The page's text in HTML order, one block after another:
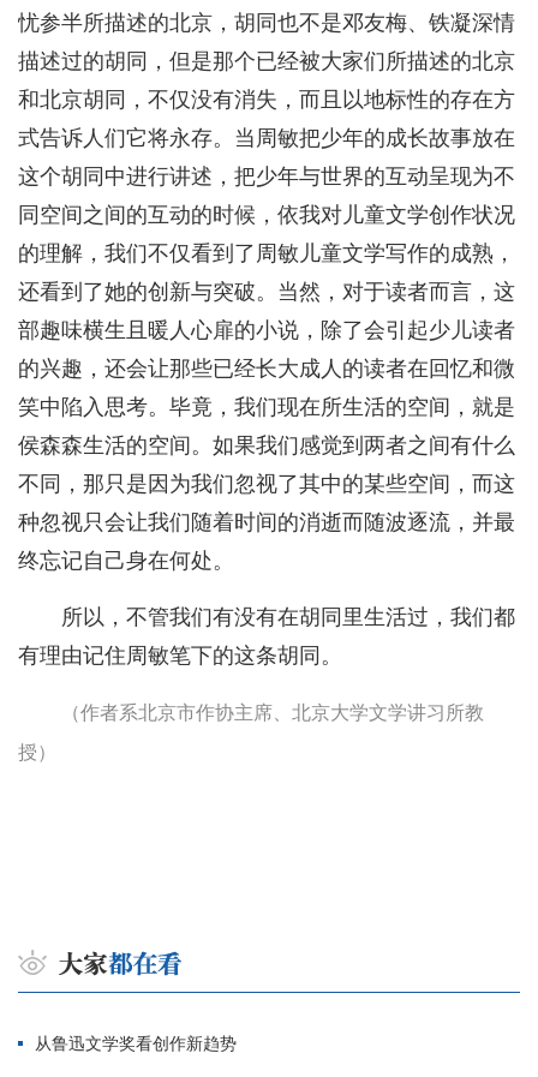
忧参半所描述的北京，胡同也不是邓友梅、铁凝深情
描述过的胡同，但是那个已经被大家们所描述的北京
和北京胡同，不仅没有消失，而且以地标性的存在方
式告诉人们它将永存。当周敏把少年的成长故事放在
这个胡同中进行讲述，把少年与世界的互动呈现为不
同空间之间的互动的时候，依我对儿童文学创作状况
的理解，我们不仅看到了周敏儿童文学写作的成熟，
还看到了她的创新与突破。当然，对于读者而言，这
部趣味横生且暖人心扉的小说，除了会引起少儿读者
的兴趣，还会让那些已经长大成人的读者在回忆和微
笑中陷入思考。毕竟，我们现在所生活的空间，就是
侯森森生活的空间。如果我们感觉到两者之间有什么
不同，那只是因为我们忽视了其中的某些空间，而这
种忽视只会让我们随着时间的消逝而随波逐流，并最
终忘记自己身在何处。
所以，不管我们有没有在胡同里生活过，我们都
有理由记住周敏笔下的这条胡同。
（作者系北京市作协主席、北京大学文学讲习所教
授）
从鲁迅文学奖看创作新趋势